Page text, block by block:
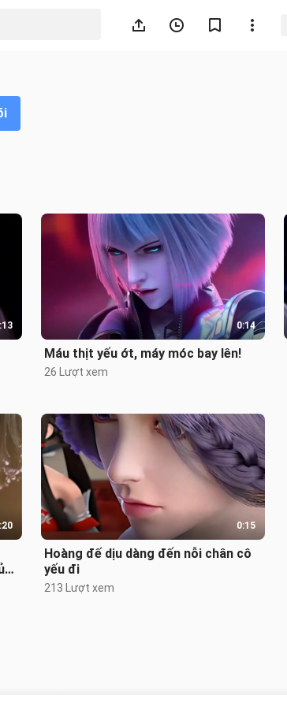
0:14
Máu thịt yếu ớt, máy móc bay lên!
26 Lượt xem
0:15
Hoàng đế dịu dàng đến nỗi chân cô
yếu đi
213 Lượt xem